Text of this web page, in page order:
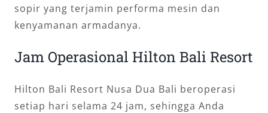
sopir yang terjamin performa mesin dan
kenyamanan armadanya.
Jam Operasional Hilton Bali Resort
Hilton Bali Resort Nusa Dua Bali beroperasi
setiap hari selama 24 jam, sehingga Anda